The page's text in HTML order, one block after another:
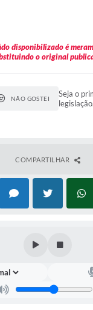
disponibilizado é
o original
NÃO GOSTEI
Seja o
legislação.
COMPARTILHAR